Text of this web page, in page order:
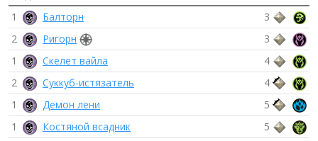
1
Балторн
3
2
Ригорн
3
1
Скелет вайла
4
2
Суккуб-истязатель
4
1
Демон лени
5
1
Костяной всадник
5